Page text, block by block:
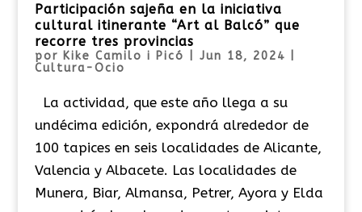
Participación sajeña en la iniciativa
cultural itinerante “Art al Balcó” que
recorre tres provincias
por Kike Camilo i Picó Jun 18, 2024
Cultura-Ocio
La actividad, que este año llega a su
undécima edición, expondrá alrededor de
100 tapices en seis localidades de Alicante,
Valencia y Albacete. Las localidades de
Munera, Biar, Almansa, Petrer, Ayora y Elda